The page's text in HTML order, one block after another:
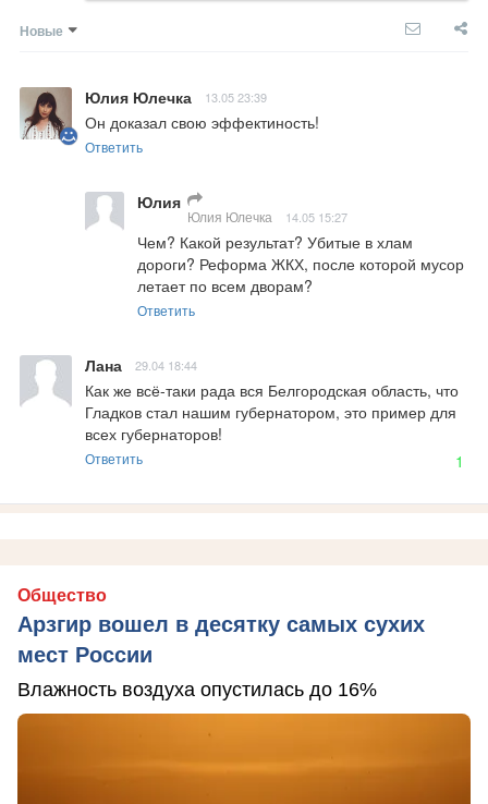
Новые
Юлия Юлечка 13.05 23:39
Он доказал свою эффектиность!
Ответить
Юлия
Юлия Юлечка 14.05 15:27
Чем? Какой результат? Убитые в хлам
дороги? Реформа ЖКХ, после которой мусор
летает по всем дворам?
Ответить
Лана 29.04 18:44
Как же всё-таки рада вся Белгородская область, что
Гладков стал нашим губернатором, это пример для
всех губернаторов!
Ответить 1
Общество
Арзгир вошел в десятку самых сухих
мест России
Влажность воздуха опустилась до 16%